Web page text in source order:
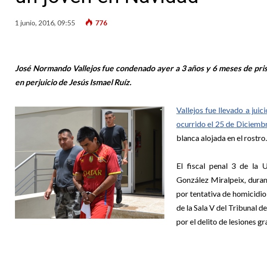
1 junio, 2016, 09:55 776
José Normando Vallejos fue condenado ayer a 3 años y 6 meses de
en perjuicio de Jesús Ismael Ruíz.
Vallejos fue llevado a
ocurrido el 25 de
blanca alojada en el rostro.
El fiscal penal 3 de la
González Miralpeix,
por tentativa de
de la Sala V del Tribunal
por el delito de lesiones